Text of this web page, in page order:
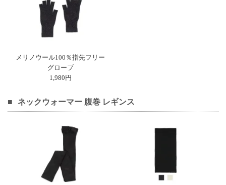
メリノウール100％指先フリー
グローブ
1,980円
ネックウォーマー 腹巻 レギンス